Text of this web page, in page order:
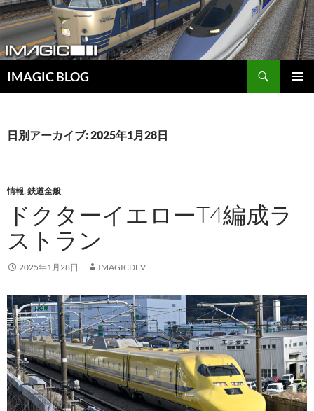
コ
ン
テ
ン
ツ
へ
ッ
IMAGIC BLOG
索
日別アーカイブ: 2025年1月28日
情報,鉄道全般
ドクターイエローT4編成ラ
ストラン
2025年1月28日 IMAGICDEV